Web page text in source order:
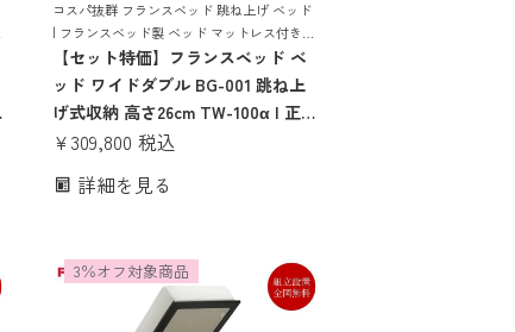
コスパ抜群 フランスベッド 跳ね上げ ベッド
| フランスベッド製 ベッド マットレス付き
マットレスセット ベッドセット マットレス
付き コンセント おしゃれ 収納
【セット特価】フランスベッド ベ
ッド ワイドダブル BG-001 跳ね上
げ式収納 高さ26cm TW-100α | 正規
品 フランスベッド製 ワイドダブル
セット ベッドセット コンセント付
¥309,800 税込
詳細を見る
3％オフ対象商品